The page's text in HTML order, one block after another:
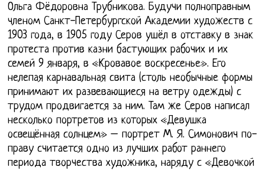
Ольга Фёдоровна Трубникова. Будучи полноправным
членом Санкт-Петербургской Академии художеств с
1903 года, в 1905 году Серов ушёл в отставку в знак
протеста против казни бастующих рабочих и их
семей 9 января, в «Кровавое воскресенье». Его
нелепая карнавальная свита (столь необычные формы
принимают их развевающиеся на ветру одежды) с
трудом продвигается за ним. Там же Серов написал
несколько портретов из которых «Девушка
освещённая солнцем» – портрет М. Я. Симонович по-
праву считается одно из лучших работ раннего
периода творчества художника, наряду с «Девочкой